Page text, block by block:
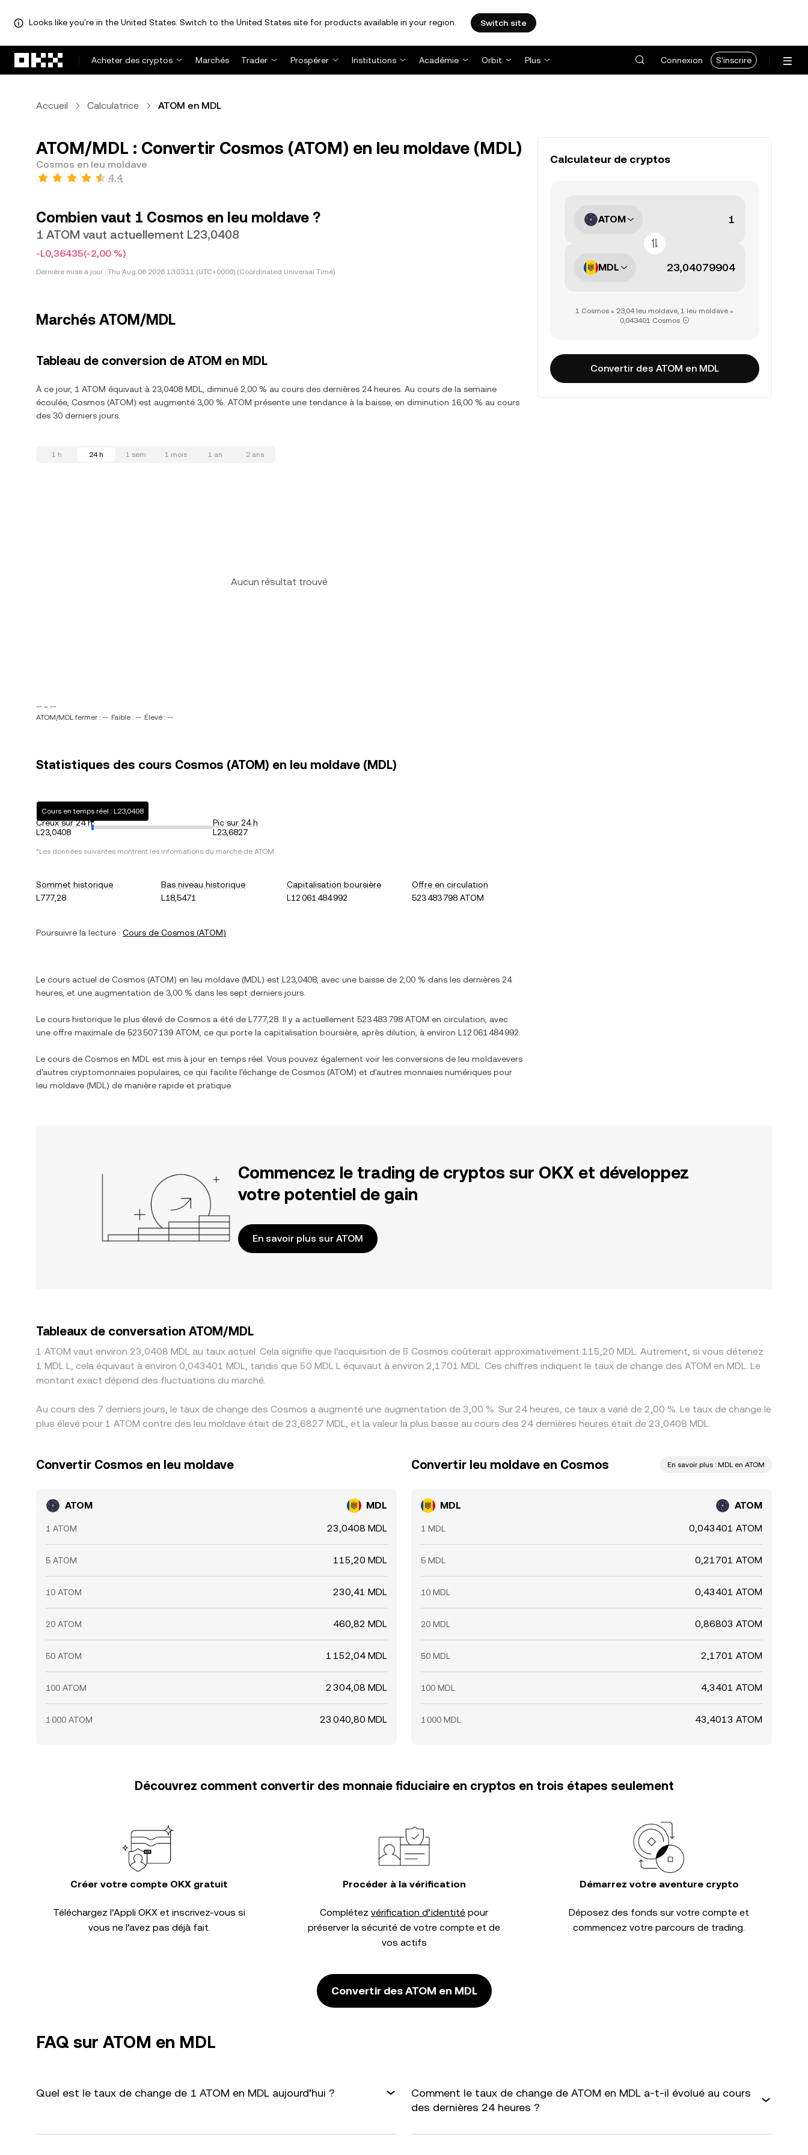
Looks like you're in the United States. Switch to the United States site for products available in your region. Switch site
Acheter des cryptos
Marchés Trader Prospérer Institutions Académie Orbit Plus Connexion S'inscrire
Accueil Calculatrice ATOM en MDL
ATOM/MDL : Convertir Cosmos (ATOM) en leu moldave (MDL)
Cosmos en leu moldave
4,4
Combien vaut 1 Cosmos en leu moldave ?
1 ATOM vaut actuellement L23,0408
-L0,36435(-2,00 %)
Dernière mise à jour : Thu Aug 06 2026 13:03:11 (UTC+0000) (Coordinated Universal Time)
Marchés ATOM/MDL
Tableau de conversion de ATOM en MDL
À ce jour, 1 ATOM équivaut à 23,0408 MDL, diminué 2,00 % au cours des dernières 24 heures. Au cours de la semaine
écoulée, Cosmos (ATOM) est augmenté 3,00 %. ATOM présente une tendance à la baisse, en diminution 16,00 % au cours
des 30 derniers jours.
1 h 24 h 1 sem 1 mois 1 an 2 ans
Aucun résultat trouvé
-- ~ --
ATOM/MDL fermer : -- Faible : -- Élevé : --
Statistiques des cours Cosmos (ATOM) en leu moldave (MDL)
Creux sur 24 h
L23,0408
Cours en temps réel : L23,0408
Pic sur 24 h
L23,6827
*Les données suivantes montrent les informations du marché de ATOM.
Sommet historique
L777,28
Bas niveau historique
L18,5471
Capitalisation boursière
L12 061 484 992
Offre en circulation
523 483 798 ATOM
Poursuivre la lecture : Cours de Cosmos (ATOM)
Le cours actuel de Cosmos (ATOM) en leu moldave (MDL ) est L23,0408 , avec une baisse de 2,00 % dans les dernières 24
heures, et une augmentation de 3,00 % dans les sept derniers jours.
Le cours historique le plus élevé de Cosmos a été de L777,28 . Il y a actuellement 523 483 798 ATOM en circulation, avec
une offre maximale de 523 507 139 ATOM , ce qui porte la capitalisation boursière, après dilution, à environ L12 061 484 992
Le cours de Cosmos en MDL est mis à jour en temps réel. Vous pouvez également voir les conversions de leu moldavevers
d'autres cryptomonnaies populaires, ce qui facilite l'échange de Cosmos (ATOM) et d'autres monnaies numériques pour
leu moldave (MDL ) de manière rapide et pratique.
Calculateur de cryptos
ATOM
MDL
1 Cosmos = 23,04 leu moldave, 1 leu moldave =
0,043401 Cosmos
Convertir des ATOM en MDL
Commencez le trading de cryptos sur OKX et développez
votre potentiel de gain
En savoir plus sur ATOM
Tableaux de conversation ATOM/MDL
1 ATOM vaut environ 23,0408 MDL au taux actuel. Cela signifie que l’acquisition de 5 Cosmos coûterait approximativement 115,20 MDL. Autrement, si vous détenez
1 MDL L, cela équivaut à environ 0,043401 MDL, tandis que 50 MDL L équivaut à environ 2,1701 MDL. Ces chiffres indiquent le taux de change des ATOM en MDL. Le
montant exact dépend des fluctuations du marché.
Au cours des 7 derniers jours, le taux de change des Cosmos a augmenté une augmentation de 3,00 %. Sur 24 heures, ce taux a varié de 2,00 %. Le taux de change le
plus élevé pour 1 ATOM contre des leu moldave était de 23,6827 MDL, et la valeur la plus basse au cours des 24 dernières heures était de 23,0408 MDL.
Convertir Cosmos en leu moldave
ATOM MDL
1 ATOM 23,0408 MDL
5 ATOM 115,20 MDL
10 ATOM 230,41 MDL
20 ATOM 460,82 MDL
50 ATOM 1 152,04 MDL
100 ATOM 2 304,08 MDL
1 000 ATOM 23 040,80 MDL
Convertir leu moldave en Cosmos En savoir plus : MDL en ATOM
MDL ATOM
1 MDL 0,043401 ATOM
5 MDL 0,21701 ATOM
10 MDL 0,43401 ATOM
20 MDL 0,86803 ATOM
50 MDL 2,1701 ATOM
100 MDL 4,3401 ATOM
1 000 MDL 43,4013 ATOM
Découvrez comment convertir des monnaie fiduciaire en cryptos en trois étapes seulement
Créer votre compte OKX gratuit
Téléchargez l’Appli OKX et inscrivez-vous si
vous ne l’avez pas déjà fait.
Procéder à la vérification
Complétez vérification d’identité pour
préserver la sécurité de votre compte et de
vos actifs
Démarrez votre aventure crypto
Déposez des fonds sur votre compte et
commencez votre parcours de trading.
Convertir des ATOM en MDL
FAQ sur ATOM en MDL
Quel est le taux de change de 1 ATOM en MDL aujourd’hui ?
Comment le taux de change de ATOM en MDL a-t-il évolué au cours
des dernières 24 heures ?